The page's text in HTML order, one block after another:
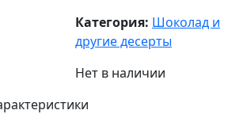
Категория: Шоколад и
другие десерты
Нет в наличии